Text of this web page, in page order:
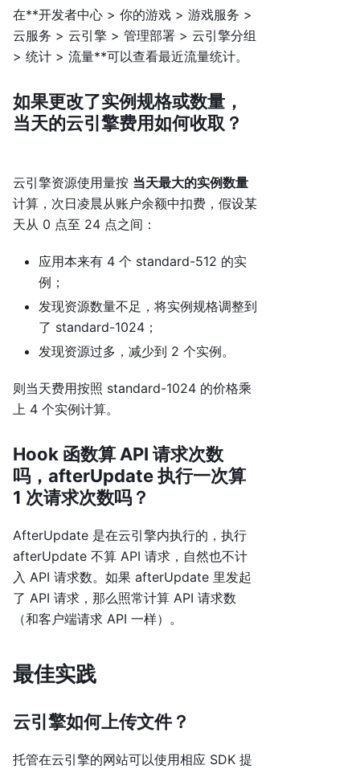
在**开发者中心 > 你的游戏 > 游戏服务 >
云服务 > 云引擎 > 管理部署 > 云引擎分组
> 统计 > 流量**可以查看最近流量统计。
如果更改了实例规格或数量，
当天的云引擎费用如何收取？
云引擎资源使用量按 当天最大的实例数量
计算，次日凌晨从账户余额中扣费，假设某
天从 0 点至 24 点之间：
应用本来有 4 个 standard-512 的实
例；
发现资源数量不足，将实例规格调整到
了 standard-1024；
发现资源过多，减少到 2 个实例。
则当天费用按照 standard-1024 的价格乘
上 4 个实例计算。
Hook 函数算 API 请求次数
吗，afterUpdate 执行一次算
1 次请求次数吗？
AfterUpdate 是在云引擎内执行的，执行
afterUpdate 不算 API 请求，自然也不计
入 API 请求数。如果 afterUpdate 里发起
了 API 请求，那么照常计算 API 请求数
（和客户端请求 API 一样）。
最佳实践
云引擎如何上传文件？
托管在云引擎的网站可以使用相应 SDK 提